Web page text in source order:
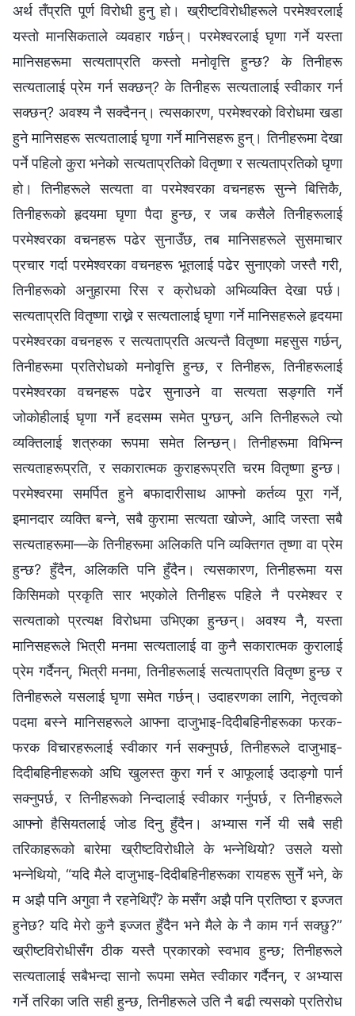
अर्थ तँप्रति पूर्ण विरोधी हुनु हो। ख्रीष्टविरोधीहरूले परमेश्‍वरलाई
यस्तो मानसिकताले व्यवहार गर्छन्। परमेश्‍वरलाई घृणा गर्ने यस्ता
मानिसहरूमा सत्यताप्रति कस्तो मनोवृत्ति हुन्छ? के तिनीहरू
सत्यतालाई प्रेम गर्न सक्छन्? के तिनीहरू सत्यतालाई स्वीकार गर्न
सक्छन्? अवश्य नै सक्दैनन्। त्यसकारण, परमेश्‍वरको विरोधमा खडा
हुने मानिसहरू सत्यतालाई घृणा गर्ने मानिसहरू हुन्। तिनीहरूमा देखा
पर्ने पहिलो कुरा भनेको सत्यताप्रतिको वितृष्णा र सत्यताप्रतिको घृणा
हो। तिनीहरूले सत्यता वा परमेश्‍वरका वचनहरू सुन्‍ने बित्तिकै,
तिनीहरूको हृदयमा घृणा पैदा हुन्छ, र जब कसैले तिनीहरूलाई
परमेश्‍वरका वचनहरू पढेर सुनाउँछ, तब मानिसहरूले सुसमाचार
प्रचार गर्दा परमेश्‍वरका वचनहरू भूतलाई पढेर सुनाएको जस्तै गरी,
तिनीहरूको अनुहारमा रिस र क्रोधको अभिव्यक्ति देखा पर्छ।
सत्यताप्रति वितृष्णा राख्ने र सत्यतालाई घृणा गर्ने मानिसहरूले हृदयमा
परमेश्‍वरका वचनहरू र सत्यताप्रति अत्यन्तै वितृष्णा महसुस गर्छन्,
तिनीहरूमा प्रतिरोधको मनोवृत्ति हुन्छ, र तिनीहरू, तिनीहरूलाई
परमेश्‍वरका वचनहरू पढेर सुनाउने वा सत्यता सङ्गति गर्ने
जोकोहीलाई घृणा गर्ने हदसम्म समेत पुग्छन्, अनि तिनीहरूले त्यो
व्यक्तिलाई शत्रुका रूपमा समेत लिन्छन्। तिनीहरूमा विभिन्‍न
सत्यताहरूप्रति, र सकारात्मक कुराहरूप्रति चरम वितृष्णा हुन्छ।
परमेश्‍वरमा समर्पित हुने बफादारीसाथ आफ्नो कर्तव्य पूरा गर्ने,
इमानदार व्यक्ति बन्‍ने, सबै कुरामा सत्यता खोज्ने, आदि जस्ता सबै
सत्यताहरूमा—के तिनीहरूमा अलिकति पनि व्यक्तिगत तृष्णा वा प्रेम
हुन्छ? हुँदैन, अलिकति पनि हुँदैन। त्यसकारण, तिनीहरूमा यस
किसिमको प्रकृति सार भएकोले तिनीहरू पहिले नै परमेश्‍वर र
सत्यताको प्रत्यक्ष विरोधमा उभिएका हुन्छन्। अवश्य नै, यस्ता
मानिसहरूले भित्री मनमा सत्यतालाई वा कुनै सकारात्मक कुरालाई
प्रेम गर्दैनन्, भित्री मनमा, तिनीहरूलाई सत्यताप्रति वितृष्ण हुन्छ र
तिनीहरूले यसलाई घृणा समेत गर्छन्। उदाहरणका लागि, नेतृत्वको
पदमा बस्ने मानिसहरूले आफ्ना दाजुभाइ-दिदीबहिनीहरूका फरक-
फरक विचारहरूलाई स्वीकार गर्न सक्नुपर्छ, तिनीहरूले दाजुभाइ-
दिदीबहिनीहरूको अघि खुलस्त कुरा गर्न र आफूलाई उदाङ्गो पार्न
सक्नुपर्छ, र तिनीहरूको निन्दालाई स्वीकार गर्नुपर्छ, र तिनीहरूले
आफ्‍नो हैसियतलाई जोड दिनु हुँदैन। अभ्यास गर्ने यी सबै सही
तरिकाहरूको बारेमा ख्रीष्टविरोधीले के भन्नेथियो? उसले यसो
भन्‍नेथियो, “यदि मैले दाजुभाइ-दिदीबहिनीहरूका रायहरू सुनेँ भने, के
म अझै पनि अगुवा नै रहनेथिएँ? के मसँग अझै पनि प्रतिष्ठा र इज्जत
हुनेछ? यदि मेरो कुनै इज्जत हुँदैन भने मैले के नै काम गर्न सक्छु?”
ख्रीष्टविरोधीसँग ठीक यस्तै प्रकारको स्वभाव हुन्छ; तिनीहरूले
सत्यतालाई सबैभन्दा सानो रूपमा समेत स्वीकार गर्दैनन्, र अभ्यास
गर्ने तरिका जति सही हुन्छ, तिनीहरूले उति नै बढी त्यसको प्रतिरोध